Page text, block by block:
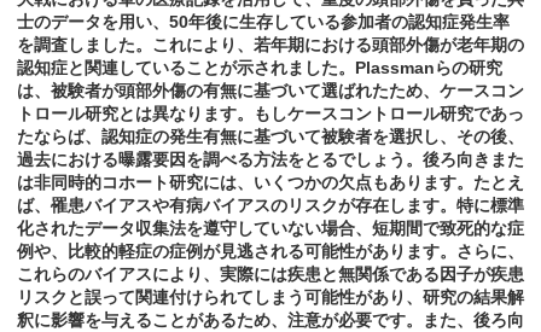
士のデータを用い、50年後に生存している参加者の認知症発生率
を調査しました。これにより、若年期における頭部外傷が老年期の
認知症と関連していることが示されました。Plassmanらの研究
は、被験者が頭部外傷の有無に基づいて選ばれたため、ケースコン
トロール研究とは異なります。もしケースコントロール研究であっ
たならば、認知症の発生有無に基づいて被験者を選択し、その後、
過去における曝露要因を調べる方法をとるでしょう。後ろ向きまた
は非同時的コホート研究には、いくつかの欠点もあります。たとえ
ば、罹患バイアスや有病バイアスのリスクが存在します。特に標準
化されたデータ収集法を遵守していない場合、短期間で致死的な症
例や、比較的軽症の症例が見逃される可能性があります。さらに、
これらのバイアスにより、実際には疾患と無関係である因子が疾患
リスクと誤って関連付けられてしまう可能性があり、研究の結果解
釈に影響を与えることがあるため、注意が必要です。また、後ろ向